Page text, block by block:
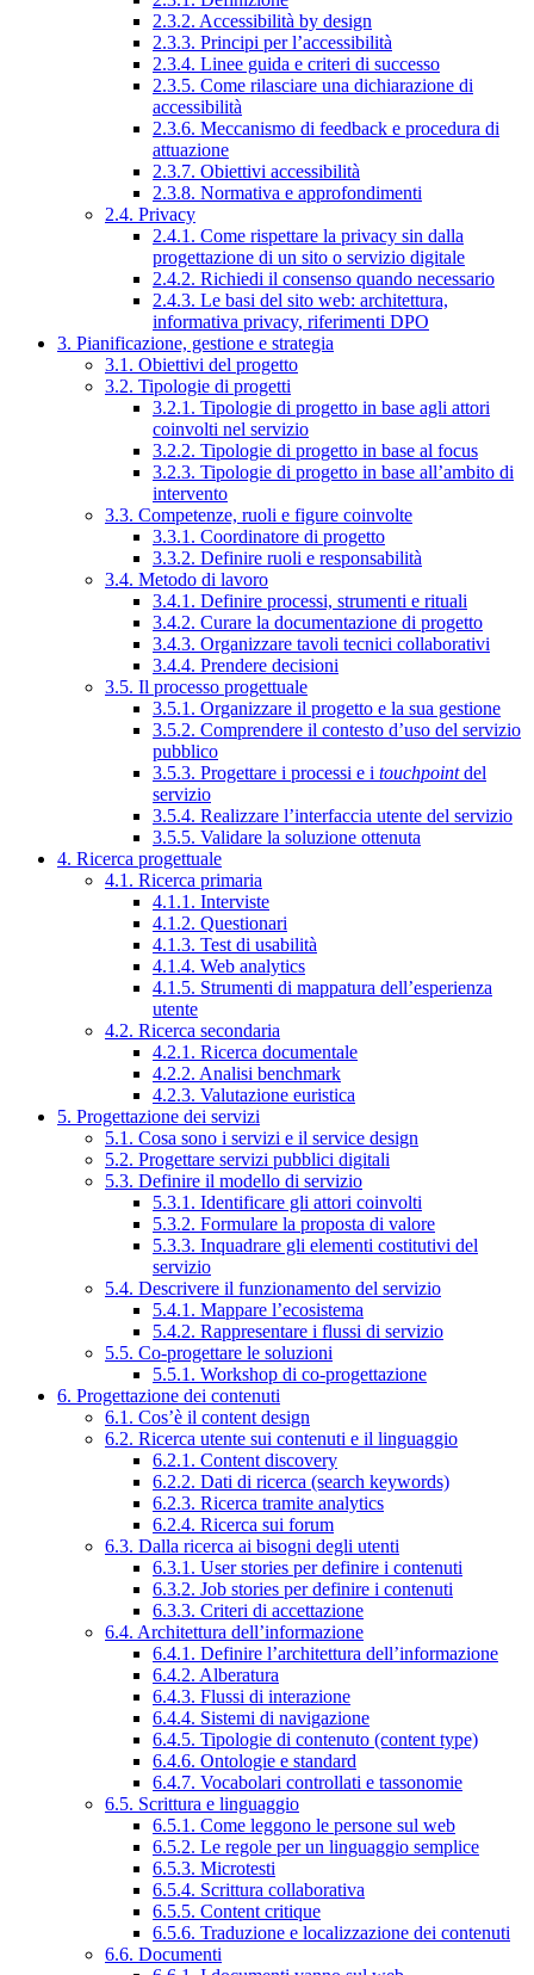
2.3.2. Accessibilità by design
2.3.3. Principi per l’accessibilità
2.3.4. Linee guida e criteri di successo
2.3.5. Come rilasciare una dichiarazione di
accessibilità
2.3.6. Meccanismo di feedback e procedura di
attuazione
2.3.7. Obiettivi accessibilità
2.3.8. Normativa e approfondimenti
2.4. Privacy
2.4.1. Come rispettare la privacy sin dalla
progettazione di un sito o servizio digitale
2.4.2. Richiedi il consenso quando necessario
2.4.3. Le basi del sito web: architettura,
informativa privacy, riferimenti DPO
3. Pianificazione, gestione e strategia
3.1. Obiettivi del progetto
3.2. Tipologie di progetti
3.2.1. Tipologie di progetto in base agli attori
coinvolti nel servizio
3.2.2. Tipologie di progetto in base al focus
3.2.3. Tipologie di progetto in base all’ambito di
intervento
3.3. Competenze, ruoli e figure coinvolte
3.3.1. Coordinatore di progetto
3.3.2. Definire ruoli e responsabilità
3.4. Metodo di lavoro
3.4.1. Definire processi, strumenti e rituali
3.4.2. Curare la documentazione di progetto
3.4.3. Organizzare tavoli tecnici collaborativi
3.4.4. Prendere decisioni
3.5. Il processo progettuale
3.5.1. Organizzare il progetto e la sua gestione
3.5.2. Comprendere il contesto d’uso del servizio
pubblico
3.5.3. Progettare i processi e i touchpointdel
servizio
3.5.4. Realizzare l’interfaccia utente del servizio
3.5.5. Validare la soluzione ottenuta
4. Ricerca progettuale
4.1. Ricerca primaria
4.1.1. Interviste
4.1.2. Questionari
4.1.3. Test di usabilità
4.1.4. Web analytics
4.1.5. Strumenti di mappatura dell’esperienza
utente
4.2. Ricerca secondaria
4.2.1. Ricerca documentale
4.2.2. Analisi benchmark
4.2.3. Valutazione euristica
5. Progettazione dei servizi
5.1. Cosa sono i servizi e il service design
5.2. Progettare servizi pubblici digitali
5.3. Definire il modello di servizio
5.3.1. Identificare gli attori coinvolti
5.3.2. Formulare la proposta di valore
5.3.3. Inquadrare gli elementi costitutivi del
servizio
5.4. Descrivere il funzionamento del servizio
5.4.1. Mappare l’ecosistema
5.4.2. Rappresentare i flussi di servizio
5.5. Co-progettare le soluzioni
5.5.1. Workshop di co-progettazione
6. Progettazione dei contenuti
6.1. Cos’è il content design
6.2. Ricerca utente sui contenuti e il linguaggio
6.2.1. Content discovery
6.2.2. Dati di ricerca (search keywords)
6.2.3. Ricerca tramite analytics
6.2.4. Ricerca sui forum
6.3. Dalla ricerca ai bisogni degli utenti
6.3.1. User stories per definire i contenuti
6.3.2. Job stories per definire i contenuti
6.3.3. Criteri di accettazione
6.4. Architettura dell’informazione
6.4.1. Definire l’architettura dell’informazione
6.4.2. Alberatura
6.4.3. Flussi di interazione
6.4.4. Sistemi di navigazione
6.4.5. Tipologie di contenuto (content type)
6.4.6. Ontologie e standard
6.4.7. Vocabolari controllati e tassonomie
6.5. Scrittura e linguaggio
6.5.1. Come leggono le persone sul web
6.5.2. Le regole per un linguaggio semplice
6.5.3. Microtesti
6.5.4. Scrittura collaborativa
6.5.5. Content critique
6.5.6. Traduzione e localizzazione dei contenuti
6.6. Documenti